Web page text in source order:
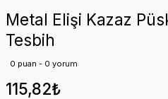
Metal Elişi Kazaz
Tesbih
0 puan - 0 yorum
115,82₺